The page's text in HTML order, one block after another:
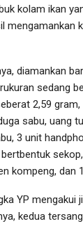
kolam ikan
mengamankan
diamankan
sedang
2,59 gram,
sabu, uang
3 unit
kompeng, dan
YP mengakui
kedua